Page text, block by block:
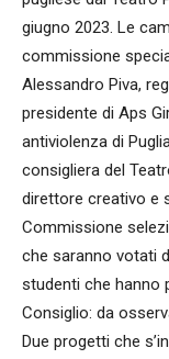
giugno 2023. Le
commissione
Alessandro Piva,
presidente di Aps
antiviolenza di
consigliera del
direttore creativo e
Commissione
che saranno votati
studenti che hanno
Consiglio: da
Due progetti che